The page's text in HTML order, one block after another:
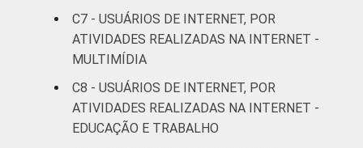
De 60 anos ou mais
RENDA
FAMILIAR
Mais de 1 SM até 2
SM
55
C7 - USUÁRIOS DE INTERNET, POR
ATIVIDADES REALIZADAS NA INTERNET -
MULTIMÍDIA
C8 - USUÁRIOS DE INTERNET, POR
ATIVIDADES REALIZADAS NA INTERNET -
EDUCAÇÃO E TRABALHO